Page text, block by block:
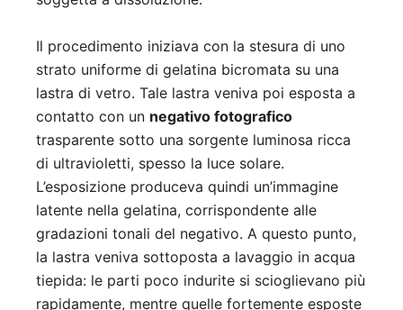
Il procedimento iniziava con la stesura di uno
strato uniforme di gelatina bicromata su una
lastra di vetro. Tale lastra veniva poi esposta a
contatto con un negativo fotografico
trasparente sotto una sorgente luminosa ricca
di ultravioletti, spesso la luce solare.
L’esposizione produceva quindi un’immagine
latente nella gelatina, corrispondente alle
gradazioni tonali del negativo. A questo punto,
la lastra veniva sottoposta a lavaggio in acqua
tiepida: le parti poco indurite si scioglievano più
rapidamente, mentre quelle fortemente esposte